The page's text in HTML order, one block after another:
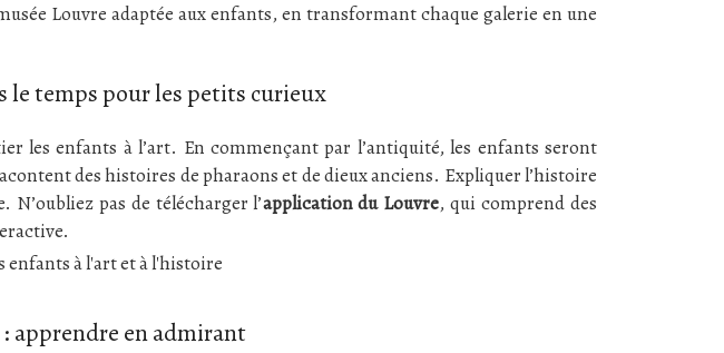
Louvre adaptée aux enfants, en transformant chaque galerie en une
le temps pour les petits curieux
les enfants à l’art. En commençant par l’antiquité, les enfants seront
des histoires de pharaons et de dieux anciens. Expliquer l’histoire
N’oubliez pas de télécharger l’application du Louvre, qui comprend des
: apprendre en admirant